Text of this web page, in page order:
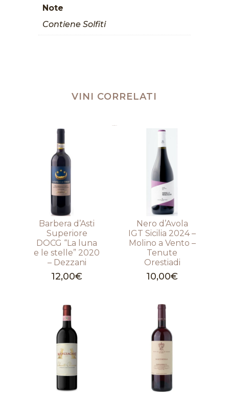
Note
Contiene Solfiti
VINI CORRELATI
Barbera d’Asti
Superiore
DOCG “La luna
e le stelle” 2020
– Dezzani
12,00€
Nero d’Avola
IGT Sicilia 2024 –
Molino a Vento –
Tenute
Orestiadi
10,00€